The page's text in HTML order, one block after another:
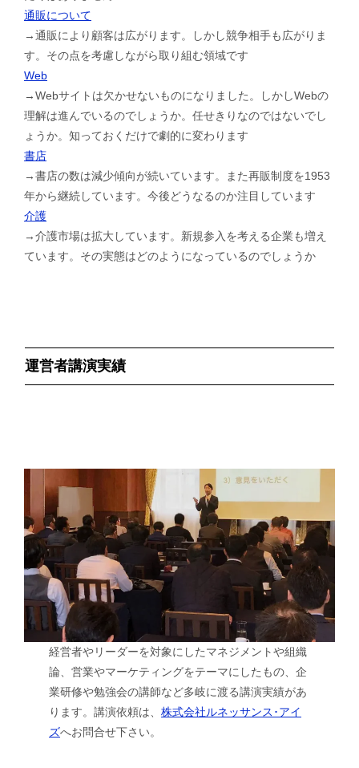
通販について
→通販により顧客は広がります。しかし競争相手も広がりま
す。その点を考慮しながら取り組む領域です
Web
→Webサイトは欠かせないものになりました。しかしWebの
理解は進んでいるのでしょうか。任せきりなのではないでし
ょうか。知っておくだけで劇的に変わります
書店
→書店の数は減少傾向が続いています。また再販制度を1953
年から継続しています。今後どうなるのか注目しています
介護
→介護市場は拡大しています。新規参入を考える企業も増え
ています。その実態はどのようになっているのでしょうか
運営者講演実績
経営者やリーダーを対象にしたマネジメントや組織
論、営業やマーケティングをテーマにしたもの、企
業研修や勉強会の講師など多岐に渡る講演実績があ
ります。講演依頼は、株式会社ルネッサンス･アイ
ズへお問合せ下さい。